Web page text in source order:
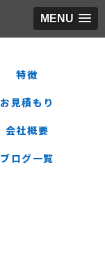
MENU
特徴
お見積もり
会社概要
ブログ一覧